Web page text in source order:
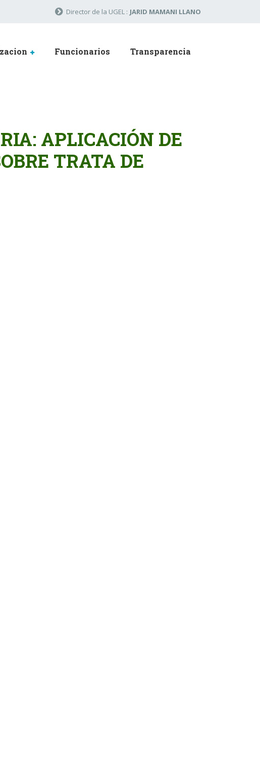
Director de la UGEL : JARID MAMANI LLANO
Funcionarios Transparencia
APLICACIÓN DE
TRATA DE